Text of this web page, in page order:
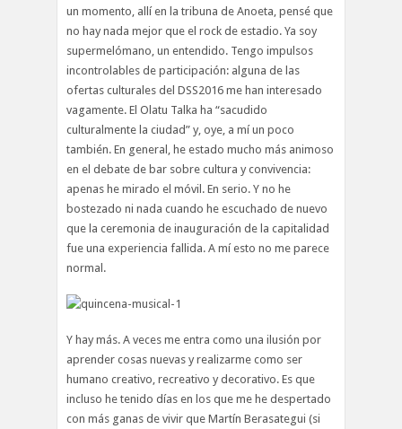
un momento, allí en la tribuna de Anoeta, pensé que
no hay nada mejor que el rock de estadio. Ya soy
supermelómano, un entendido. Tengo impulsos
incontrolables de participación: alguna de las
ofertas culturales del DSS2016 me han interesado
vagamente. El Olatu Talka ha “sacudido
culturalmente la ciudad” y, oye, a mí un poco
también. En general, he estado mucho más animoso
en el debate de bar sobre cultura y convivencia:
apenas he mirado el móvil. En serio. Y no he
bostezado ni nada cuando he escuchado de nuevo
que la ceremonia de inauguración de la capitalidad
fue una experiencia fallida. A mí esto no me parece
normal.
Y hay más. A veces me entra como una ilusión por
aprender cosas nuevas y realizarme como ser
humano creativo, recreativo y decorativo. Es que
incluso he tenido días en los que me he despertado
con más ganas de vivir que Martín Berasategui (si